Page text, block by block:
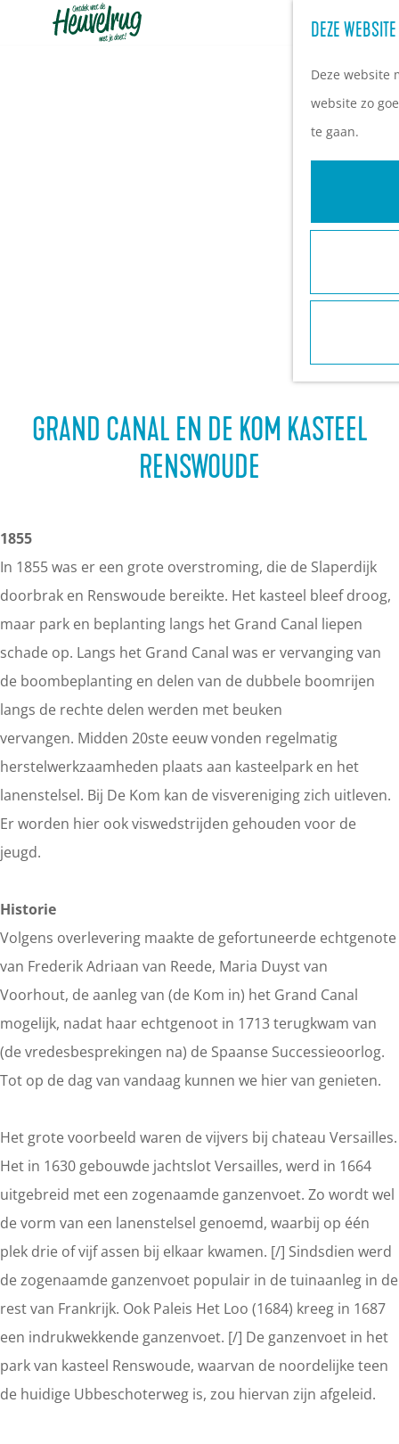
DEZE
Deze website
website zo
te gaan.
G
g
GRAND CANAL EN DE KOM KASTEEL
RENSWOUDE
1855
In 1855 was er een grote overstroming, die de Slaperdijk
doorbrak en Renswoude bereikte. Het kasteel bleef droog,
maar park en beplanting langs het Grand Canal liepen
schade op. Langs het Grand Canal was er vervanging van
de boombeplanting en delen van de dubbele boomrijen
langs de rechte delen werden met beuken
vervangen. Midden 20ste eeuw vonden regelmatig
herstelwerkzaamheden plaats aan kasteelpark en het
lanenstelsel. Bij De Kom kan de visvereniging zich uitleven.
Er worden hier ook viswedstrijden gehouden voor de
jeugd.
Historie
Volgens overlevering maakte de gefortuneerde echtgenote
van Frederik Adriaan van Reede, Maria Duyst van
Voorhout, de aanleg van (de Kom in) het Grand Canal
mogelijk, nadat haar echtgenoot in 1713 terugkwam van
(de vredesbesprekingen na) de Spaanse Successieoorlog.
Tot op de dag van vandaag kunnen we hier van genieten.
Het grote voorbeeld waren de vijvers bij chateau Versailles.
Het in 1630 gebouwde jachtslot Versailles, werd in 1664
uitgebreid met een zogenaamde ganzenvoet. Zo wordt wel
de vorm van een lanenstelsel genoemd, waarbij op één
plek drie of vijf assen bij elkaar kwamen. [/] Sindsdien werd
de zogenaamde ganzenvoet populair in de tuinaanleg in de
rest van Frankrijk. Ook Paleis Het Loo (1684) kreeg in 1687
een indrukwekkende ganzenvoet. [/] De ganzenvoet in het
park van kasteel Renswoude, waarvan de noordelijke teen
de huidige Ubbeschoterweg is, zou hiervan zijn afgeleid.